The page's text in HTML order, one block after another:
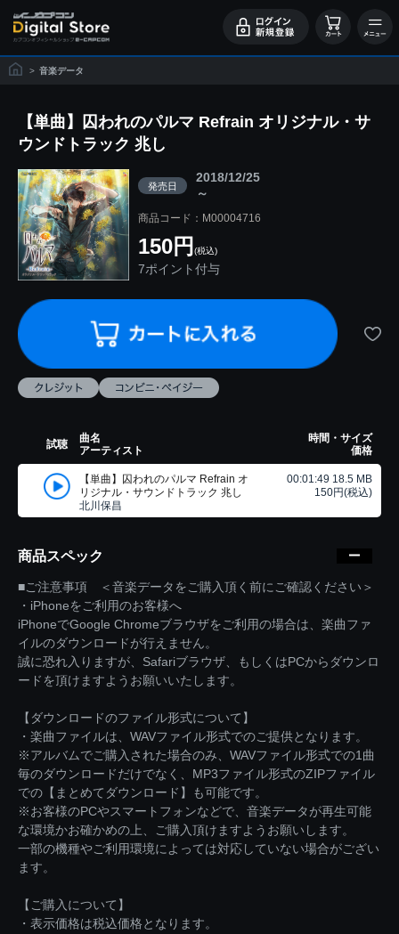
> 音楽データ
【単曲】囚われのパルマ Refrain オリジナル・サ
ウンドトラック 兆し
発売日
2018/12/25
～
商品コード：M00004716
150円 (税込)
7ポイント付与
試聴
曲名
アーティスト
時間・サイズ
価格
【単曲】囚われのパルマ Refrain オ
リジナル・サウンドトラック 兆し
北川保昌
00:01:49 18.5 MB
150円(税込)
商品スペック
■ご注意事項 ＜音楽データをご購入頂く前にご確認ください＞
・iPhoneをご利用のお客様へ
iPhoneでGoogle Chromeブラウザをご利用の場合は、楽曲ファ
イルのダウンロードが行えません。
誠に恐れ入りますが、Safariブラウザ、もしくはPCからダウンロ
ードを頂けますようお願いいたします。
【ダウンロードのファイル形式について】
・楽曲ファイルは、WAVファイル形式でのご提供となります。
※アルバムでご購入された場合のみ、WAVファイル形式での1曲
毎のダウンロードだけでなく、MP3ファイル形式のZIPファイル
での【まとめてダウンロード】も可能です。
※お客様のPCやスマートフォンなどで、音楽データが再生可能
な環境かお確かめの上、ご購入頂けますようお願いします。
一部の機種やご利用環境によっては対応していない場合がござい
ます。
【ご購入について】
・表示価格は税込価格となります。